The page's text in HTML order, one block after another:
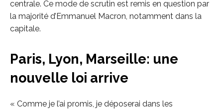
centrale. Ce mode de scrutin est remis en question par
la majorité d’Emmanuel Macron, notamment dans la
capitale.
Paris, Lyon, Marseille: une
nouvelle loi arrive
« Comme je l’ai promis, je déposerai dans les